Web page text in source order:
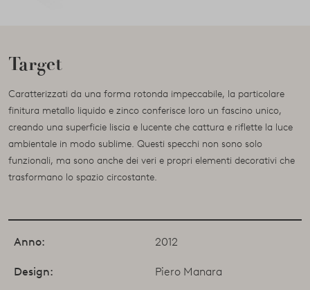
Target
Caratterizzati da una forma rotonda impeccabile, la particolare
finitura metallo liquido e zinco conferisce loro un fascino unico,
creando una superficie liscia e lucente che cattura e riflette la luce
ambientale in modo sublime. Questi specchi non sono solo
funzionali, ma sono anche dei veri e propri elementi decorativi che
trasformano lo spazio circostante.
Anno: 2012
Design: Piero Manara